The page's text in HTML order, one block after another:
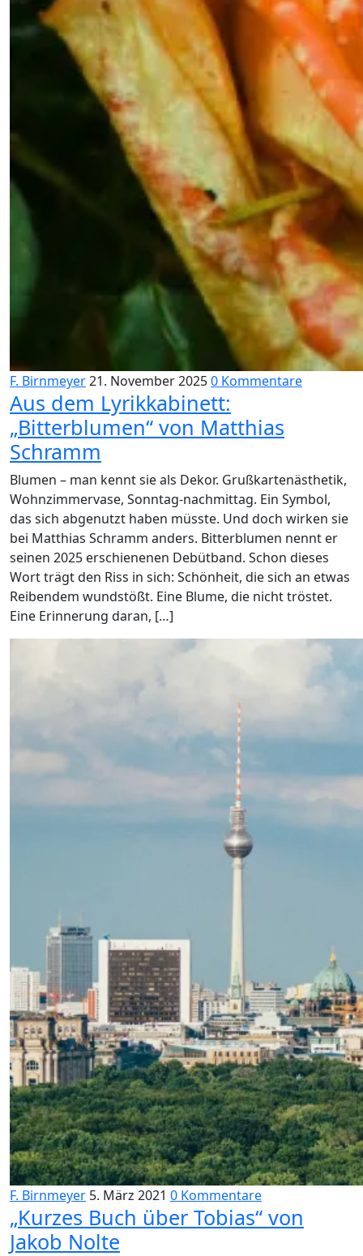
F. Birnmeyer21. November 20250 Kommentare
Aus dem Lyrikkabinett:
„Bitterblumen“ von Matthias
Schramm
Blumen – man kennt sie als Dekor. Grußkartenästhetik,
Wohnzimmervase, Sonntag-nachmittag. Ein Symbol,
das sich abgenutzt haben müsste. Und doch wirken sie
bei Matthias Schramm anders. Bitterblumen nennt er
seinen 2025 erschienenen Debütband. Schon dieses
Wort trägt den Riss in sich: Schönheit, die sich an etwas
Reibendem wundstößt. Eine Blume, die nicht tröstet.
Eine Erinnerung daran, […]
F. Birnmeyer 5. März 2021 0 Kommentare
„Kurzes Buch über Tobias“ von
Jakob Nolte